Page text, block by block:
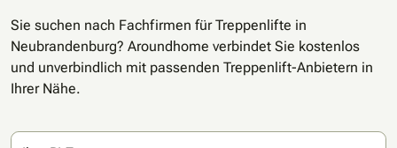
Sie suchen nach Fachfirmen für Treppenlifte in
Neubrandenburg? Aroundhome verbindet Sie kostenlos
und unverbindlich mit passenden Treppenlift-Anbietern in
Ihrer Nähe.